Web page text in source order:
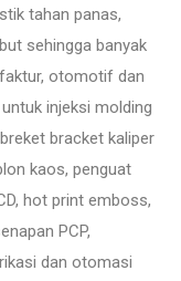
tahan panas,
sehingga banyak
otomotif dan
injeksi molding
bracket kaliper
kaos, penguat
hot print emboss,
PCP,
dan otomasi